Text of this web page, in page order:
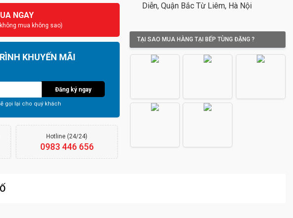
NGAY
mua không sao)
KHUYẾN MÃI
Đăng ký ngay
gọi lại cho quý khách
Hotline (24/24)
0983 446 656
Diễn, Quận Bắc Từ Liêm, Hà Nội
TẠI SAO MUA HÀNG TẠI BẾP TÙNG ĐẶNG ?